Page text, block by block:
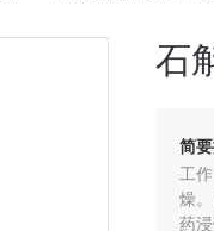
石
简要
工
燥
药